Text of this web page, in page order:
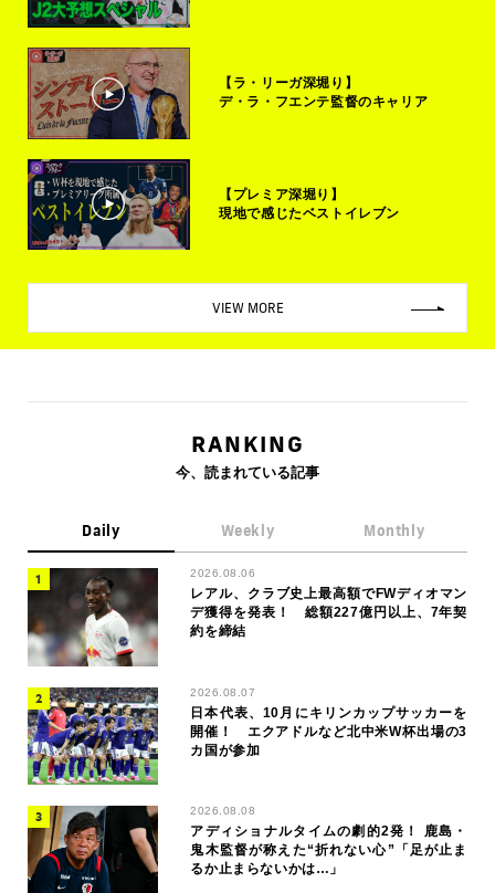
【ラ・リーガ深堀り】
デ・ラ・フエンテ監督のキャリア
【プレミア深堀り】
現地で感じたベストイレブン
VIEW MORE
RANKING
今、読まれている記事
Daily Weekly Monthly
2026.08.06
レアル、クラブ史上最高額でFWディオマン
デ獲得を発表！ 総額227億円以上、7年契
約を締結
2026.08.07
日本代表、10月にキリンカップサッカーを
開催！ エクアドルなど北中米W杯出場の3
カ国が参加
2026.08.08
アディショナルタイムの劇的2発！ 鹿島・
鬼木監督が称えた“折れない心”「足が止ま
るか止まらないかは…」